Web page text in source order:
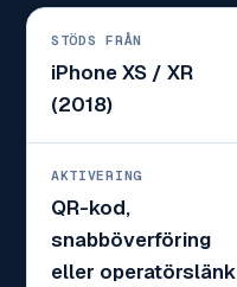
STÖDS FRÅN
iPhone XS / XR
(2018)
AKTIVERING
QR-kod,
snabböverföring
eller operatörslänk